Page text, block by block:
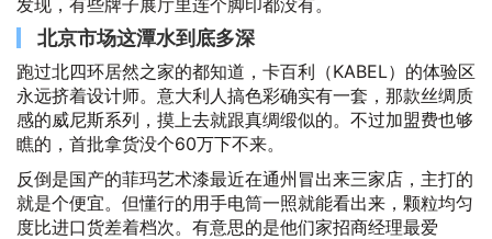
发现，有些牌子展厅里连个脚印都没有。
北京市场这潭水到底多深
跑过北四环居然之家的都知道，卡百利（KABEL）的体验区
永远挤着设计师。意大利人搞色彩确实有一套，那款丝绸质
感的威尼斯系列，摸上去就跟真绸缎似的。不过加盟费也够
瞧的，首批拿货没个60万下不来。
反倒是国产的菲玛艺术漆最近在通州冒出来三家店，主打的
就是个便宜。但懂行的用手电筒一照就能看出来，颗粒均匀
度比进口货差着档次。有意思的是他们家招商经理最爱